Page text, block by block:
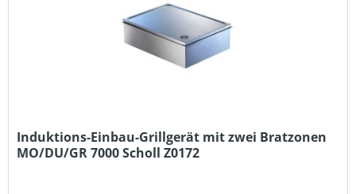
Induktions-Einbau-Grillgerät mit zwei Bratzonen
MO/DU/GR 7000 Scholl Z0172